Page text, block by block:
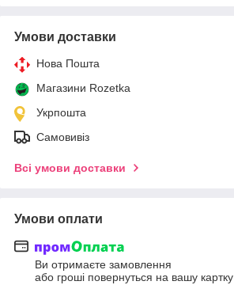
Умови доставки
Нова Пошта
Магазини Rozetka
Укрпошта
Самовивіз
Всі умови доставки
Умови оплати
Ви отримаєте замовлення
або гроші повернуться на вашу картку